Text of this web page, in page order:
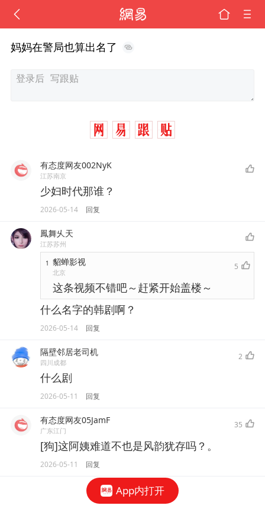
妈妈在警局也算出名了
有态度网友002NyK
江苏南京
少妇时代那谁？
2026-05-14 回复
鳳舞乆天
江苏苏州
1 貂蝉影视
北京
5
这条视频不错吧～赶紧开始盖楼～
什么名字的韩剧啊？
2026-05-14 回复
隔壁邻居老司机
四川成都
2
什么剧
2026-05-11 回复
有态度网友05JamF
广东江门
35
[狗]这阿姨难道不也是风韵犹存吗？。
2026-05-11 回复
App内打开